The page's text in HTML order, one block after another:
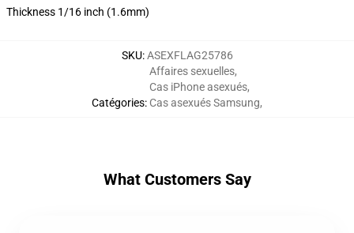
Thickness 1/16 inch (1.6mm)
SKU:ASEXFLAG25786
Catégories:
Affaires sexuelles,
Cas iPhone asexués,
Cas asexués Samsung,
What Customers Say